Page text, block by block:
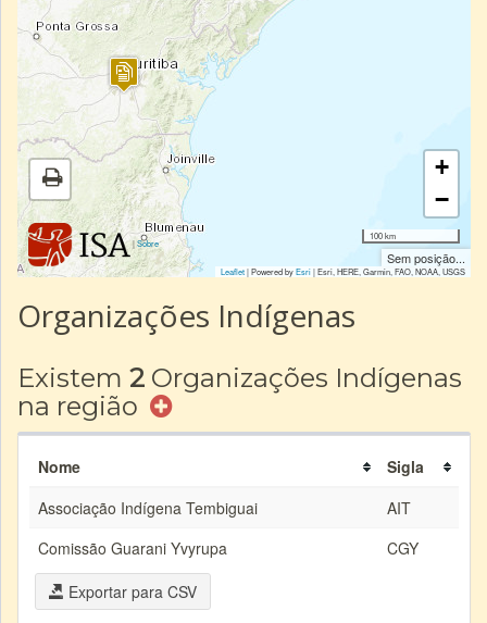
|Sobre
+
−
100 km
Sem posição...
Leaflet| Powered byEsri|Esri, HERE, Garmin, FAO, NOAA, USGS
Organizações Indígenas
Existem 2 Organizações Indígenas
na região
Nome
Sigla
Associação Indígena Tembiguai
AIT
Comissão Guarani Yvyrupa
CGY
Exportar para CSV